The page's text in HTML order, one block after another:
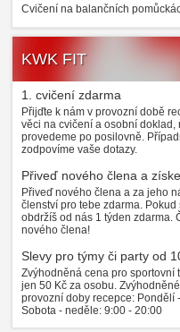
Cvičení na balančních
KWK FIT
1. cvičení zdarma
Přijďte k nám v provozní době
věci na cvičení a osobní doklad,
provedeme po posilovně.
zodpovíme vaše dotazy.
Přiveď nového člena a
Přiveď nového člena a za jeho
členství pro tebe zdarma.
obdržíš od nás 1 týden zdarma.
nového člena!
Slevy pro týmy či party od
Zvýhodněná cena pro sportovní
jen 50 Kč za osobu.
provozní doby recepce: Pondělí
Sobota - neděle: 9:00 - 20:00